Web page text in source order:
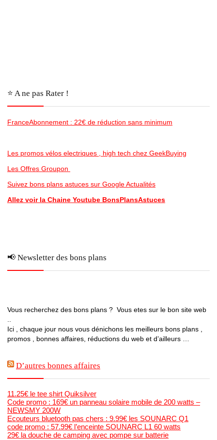
⭐️ A ne pas Rater !
FranceAbonnement : 22€ de réduction sans minimum
Les promos vélos electriques , high tech chez GeekBuying
Les Offres Groupon
Suivez bons plans astuces sur Google Actualités
Allez voir la Chaine Youtube BonsPlansAstuces
📢 Newsletter des bons plans
Vous recherchez des bons plans ? Vous etes sur le bon site web
Ici , chaque jour nous vous dénichons les meilleurs bons plans ,
promos , bonnes affaires, réductions du web et d’ailleurs …
D’autres bonnes affaires
11.25€ le tee shirt Quiksilver
Code promo : 169€ un panneau solaire mobile de 200 watts –
NEWSMY 200W
Ecouteurs bluetooth pas chers : 9.99€ les SOUNARC Q1
code promo : 57.99€ l’enceinte SOUNARC L1 60 watts
29€ la douche de camping avec pompe sur batterie